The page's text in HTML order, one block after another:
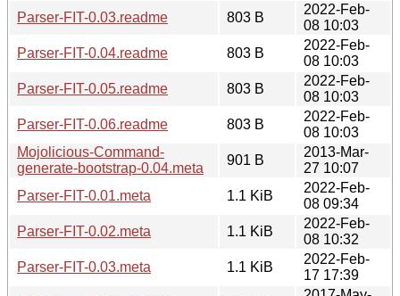
Parser-FIT-0.03.readme
803 B
2022-Feb-
08 10:03
Parser-FIT-0.04.readme
803 B
2022-Feb-
08 10:03
Parser-FIT-0.05.readme
803 B
2022-Feb-
08 10:03
Parser-FIT-0.06.readme
803 B
2022-Feb-
08 10:03
Mojolicious-Command-
generate-bootstrap-0.04.meta
901 B
2013-Mar-
27 10:07
Parser-FIT-0.01.meta
1.1 KiB
2022-Feb-
08 09:34
Parser-FIT-0.02.meta
1.1 KiB
2022-Feb-
08 10:32
Parser-FIT-0.03.meta
1.1 KiB
2022-Feb-
17 17:39